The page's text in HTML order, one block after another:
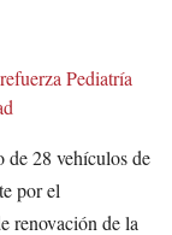
Pediatría
de 28 vehículos de
por el
renovación de la